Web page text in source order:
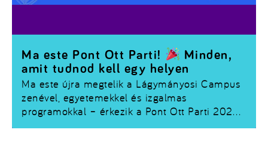
Ma este újra megtelik a Lágymányosi Campus
zenével, egyetemekkel és izgalmas
programokkal – érkezik a Pont Ott Parti 2026!
Ma este Pont Ott Parti!
Minden,
amit tudnod kell egy helyen